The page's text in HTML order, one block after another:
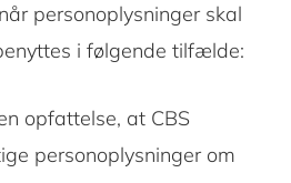
personoplysninger skal
i følgende tilfælde:
opfattelse, at CBS
personoplysninger om